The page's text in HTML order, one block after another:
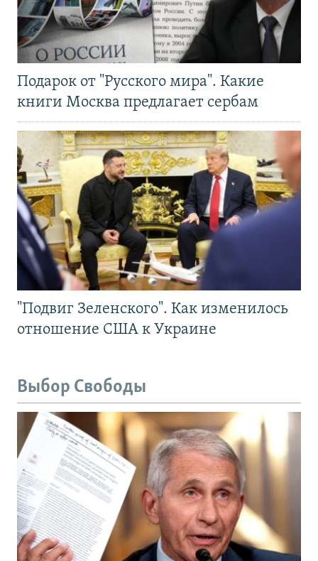
Подарок от "Русского мира". Какие
книги Москва предлагает сербам
"Подвиг Зеленского". Как изменилось
отношение США к Украине
Выбор Свободы